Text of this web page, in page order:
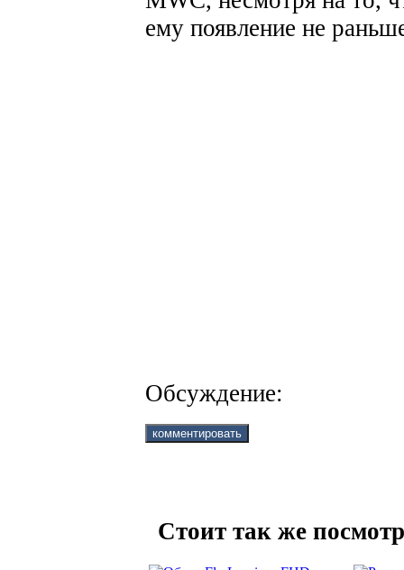
ему появление не
Обсуждение:
Стоит так же